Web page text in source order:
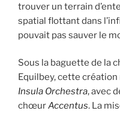
trouver un terrain
spatial flottant dans
pouvait pas sauver le
Sous la baguette de la
Equilbey, cette
Insula Orchestra, avec
chœurAccentus. La